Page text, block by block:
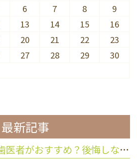
6 7 8
9
13 14 15
16
20 21 22
23
27 28 29
30
最新記事
矯正治療はどんな歯医者がおすすめ？後悔しない歯科医院の選び方